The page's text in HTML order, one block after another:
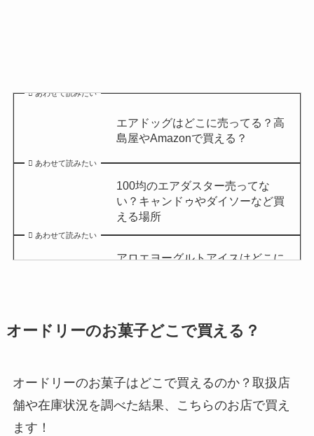
あわせて読みたい
エアドッグはどこに売ってる？高
島屋やAmazonで買える？
あわせて読みたい
100均のエアダスター売ってな
い？キャンドゥやダイソーなど買
える場所
あわせて読みたい
アロエヨーグルトアイスはどこに
チョコQ助どこに売ってる？ドン
あわせて読みたい
東京バナナはどこに売ってる？東
オードリーのお菓子どこで買える？
オードリーのお菓子はどこで買えるのか？取扱店
舗や在庫状況を調べた結果、こちらのお店で買え
ます！